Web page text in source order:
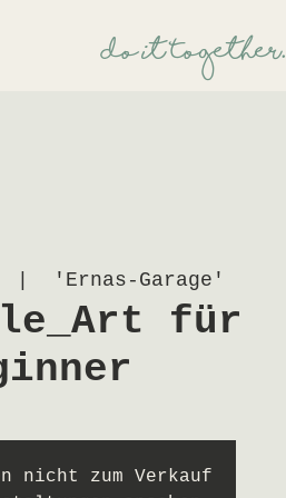
Üdo it TogetheR.
'Ernas-Garage'
für
nicht zum Verkauf